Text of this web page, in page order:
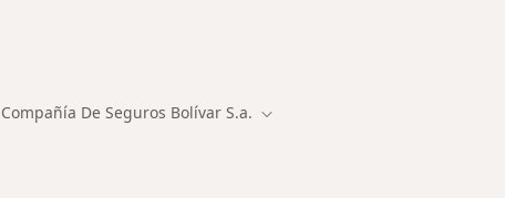
de ciudad
Compañía De Seguros Bolívar S.a. Cambiar de ciudad